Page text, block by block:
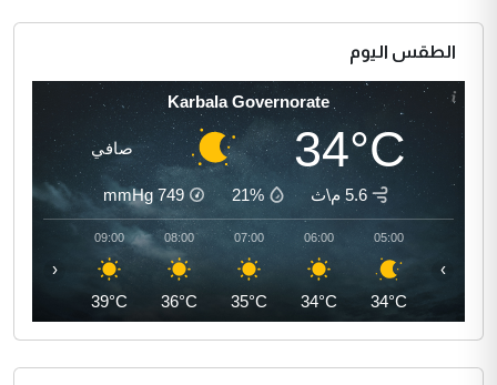
الطقس اليوم
Karbala Governorate
34°C صافي
5.6 م\ث 21%
749
mmHg
05:00
34°C
06:00
34°C
07:00
35°C
08:00
36°C
09:00
39°C
‹ ›